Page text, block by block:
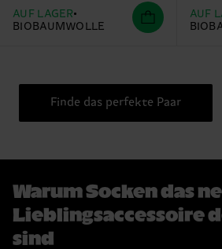
AUF LAGER
BIOBAUMWOLLE
AUF
Finde das perfekte Paar
Warum Socken das
Lieblingsaccessoire
sind